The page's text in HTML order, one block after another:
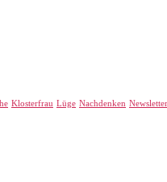
Klosterfrau Lüge Nachdenken Newsletter